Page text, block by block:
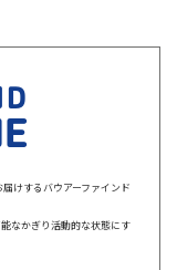
けするバウアーファインド
なかぎり活動的な状態にす